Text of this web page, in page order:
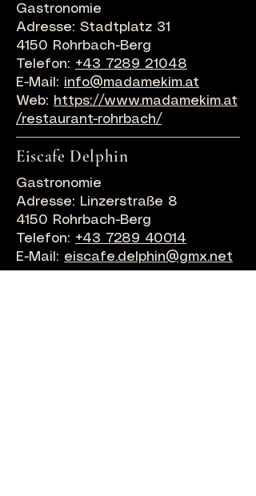
Gastronomie
Adresse: Stadtplatz 31
4150 Rohrbach-Berg
Telefon: +43 7289 21048
E-Mail: info@madamekim.at
Web: https://www.madamekim.at
/restaurant-rohrbach/
Eiscafe Delphin
Gastronomie
Adresse: Linzerstraße 8
4150 Rohrbach-Berg
Telefon: +43 7289 40014
E-Mail: eiscafe.delphin@gmx.net